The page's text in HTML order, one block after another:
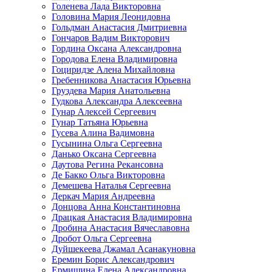
Голенева Лада Викторовна
Головина Мария Леонидовна
Гольдман Анастасия Дмитриевна
Гончаров Вадим Викторович
Гордина Оксана Александровна
Городова Елена Владимировна
Гоциридзе Алена Михайловна
Гребенникова Анастасия Юрьевна
Груздева Мария Анатольевна
Гудкова Александра Алексеевна
Гунар Алексей Сергеевич
Гунар Татьяна Юрьевна
Гусева Алина Вадимовна
Гусынина Ольга Сергеевна
Данько Оксана Сергеевна
Даутова Регина Рекансовна
Де Бакко Ольга Викторовна
Демешева Наталья Сергеевна
Деркач Мария Андреевна
Донцова Анна Константиновна
Драцкая Анастасия Владимировна
Дробина Анастасия Вячеславовна
Дробот Ольга Сергеевна
Дуйшекеева Джамал Асанакуновна
Еремин Борис Александрович
Ермишина Елена Александровна